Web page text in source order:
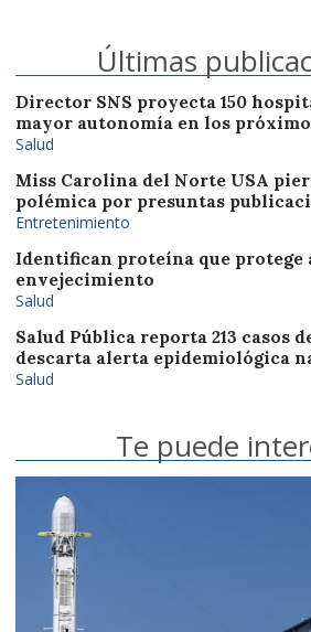
Últimas
Director SNS proyecta 150
mayor autonomía en los
Salud
Miss Carolina del Norte USA
polémica por presuntas
Entretenimiento
Identifican proteína que protege
envejecimiento
Salud
Salud Pública reporta 213 casos
descarta alerta epidemiológica
Salud
Te puede